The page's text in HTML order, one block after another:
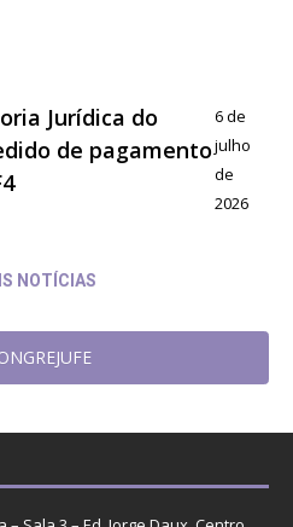
Jurídica do
de pagamento
6 de
julho
de
2026
NOTÍCIAS